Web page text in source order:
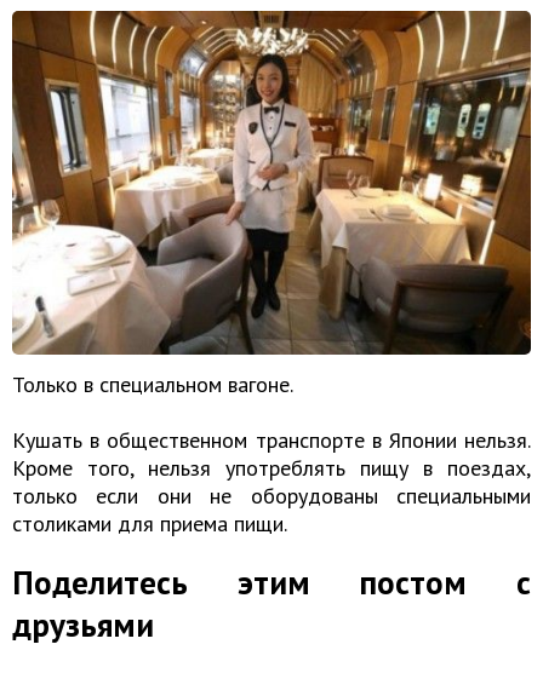
Только в специальном вагоне.
Кушать в общественном транспорте в Японии нельзя.
Кроме того, нельзя употреблять пищу в поездах,
только если они не оборудованы специальными
столиками для приема пищи.
Поделитесь этим постом с
друзьями